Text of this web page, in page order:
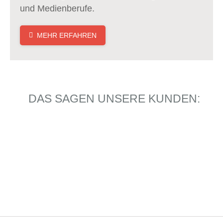
und Medienberufe.
MEHR ERFAHREN
DAS SAGEN UNSERE KUNDEN: